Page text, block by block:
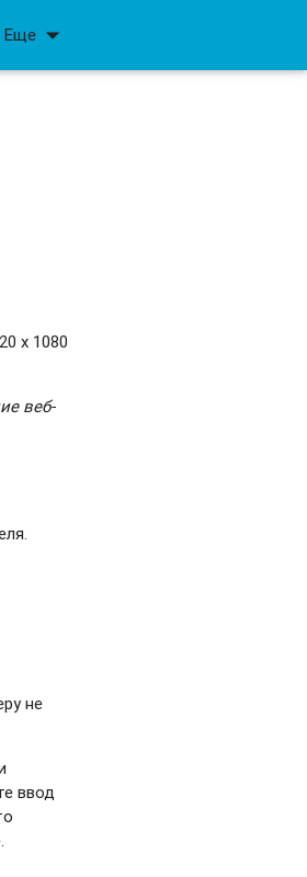
Еще arrow_drop_down
x 1080
веб-
не
ввод